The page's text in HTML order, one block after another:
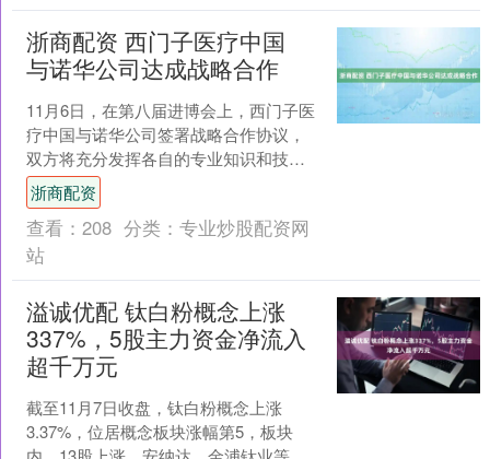
浙商配资 西门子医疗中国
与诺华公司达成战略合作
11月6日，在第八届进博会上，西门子医
疗中国与诺华公司签署战略合作协议，
双方将充分发挥各自的专业知识和技术
优势，推进放射配体疗法（以下简
称“RLT”）与分子影像....
浙商配资
查看： 208 分类： 专业炒股配资网
站
溢诚优配 钛白粉概念上涨
337%，5股主力资金净流入
超千万元
截至11月7日收盘，钛白粉概念上涨
3.37%，位居概念板块涨幅第5，板块